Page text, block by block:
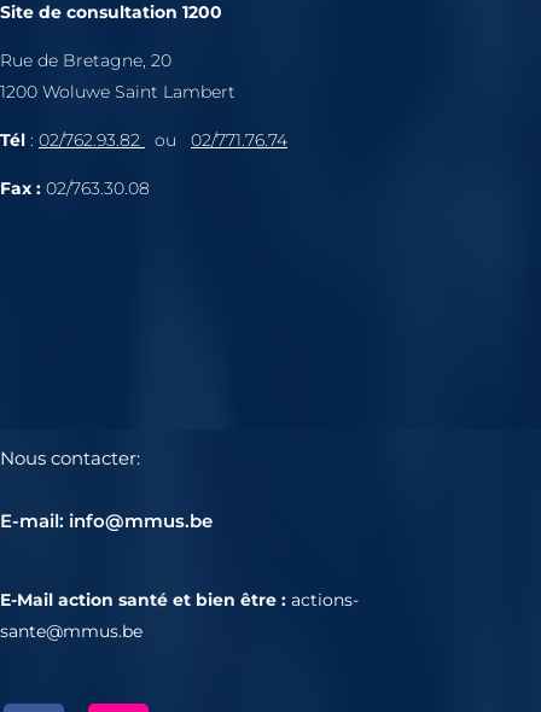
Site de consultation 1200
Rue de Bretagne, 20
1200 Woluwe Saint Lambert
Tél : 02/762.93.82 ou 02/771.76.74
Fax : 02/763.30.08
Nous contacter:
E-mail: info@mmus.be
E-Mail action santé et bien être : actions-
sante@mmus.be